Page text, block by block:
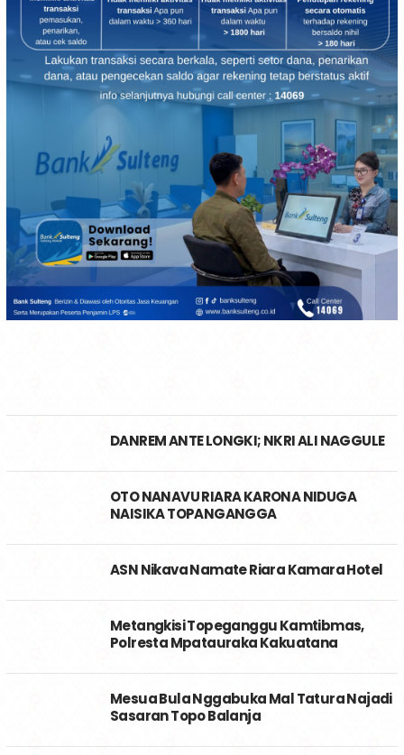
DANREM ANTE LONGKI; NKRI ALI NAGGULE
OTO NANAVU RIARA KARONA NIDUGA
NAISIKA TOPANGANGGA
ASN Nikava Namate Riara Kamara Hotel
Metangkisi Topeganggu Kamtibmas,
Polresta Mpatauraka Kakuatana
Mesua Bula Nggabuka Mal Tatura Najadi
Sasaran Topo Balanja